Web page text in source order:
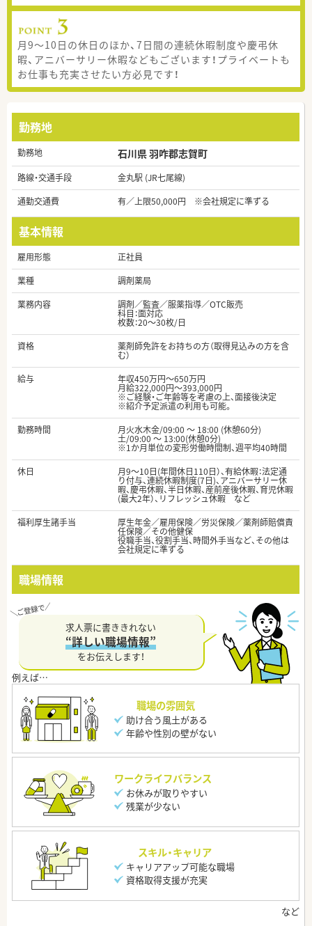
月9～10日の休日のほか、7日間の連続休暇制度や慶弔休
暇、アニバーサリー休暇などもございます！プライベートも
お仕事も充実させたい方必見です！
勤務地
勤務地 石川県 羽咋郡志賀町
路線・交通手段
金丸駅 (JR七尾線)
通勤交通費
有／上限50,000円 ※会社規定に準ずる
基本情報
雇用形態
正社員
業種
調剤薬局
業務内容
調剤／監査／服薬指導／OTC販売
科目：面対応
枚数：20～30枚/日
資格
薬剤師免許をお持ちの方（取得見込みの方を含
む）
給与
年収450万円～650万円
月給322,000円～393,000円
※ご経験・ご年齢等を考慮の上、面接後決定
※紹介予定派遣の利用も可能。
勤務時間
月火水木金/09:00 ～ 18:00 (休憩60分)
土/09:00 ～ 13:00(休憩0分)
※1か月単位の変形労働時間制、週平均40時間
休日
月9～10日(年間休日110日）、有給休暇：法定通
り付与、連続休暇制度(7日)、アニバーサリー休
暇、慶弔休暇、半日休暇、産前産後休暇、育児休暇
(最大2年）、リフレッシュ休暇 など
福利厚生諸手当
厚生年金／雇用保険／労災保険／薬剤師賠償責
任保険／その他健保
役職手当、役割手当、時間外手当など、その他は
会社規定に準ずる
職場情報
求人票に書ききれない
“詳しい職場情報”
をお伝えします！
職場の雰囲気
助け合う風土がある
年齢や性別の壁がない
ワークライフバランス
お休みが取りやすい
残業が少ない
スキル・キャリア
キャリアアップ可能な職場
資格取得支援が充実